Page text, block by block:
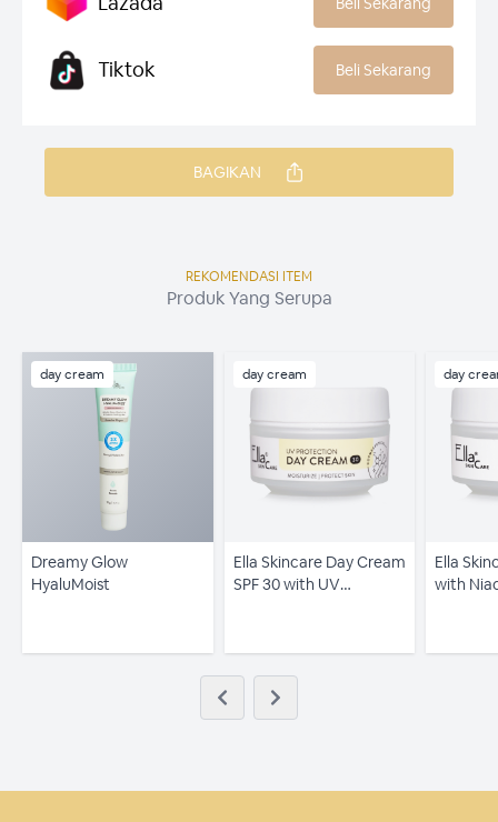
Tiktok Beli Sekarang
BAGIKAN
REKOMENDASI ITEM
Produk Yang Serupa
day cream
Dreamy Glow
HyaluMoist
day cream
Ella Skincare Day Cream
SPF 30 with UV
day
Ella
with